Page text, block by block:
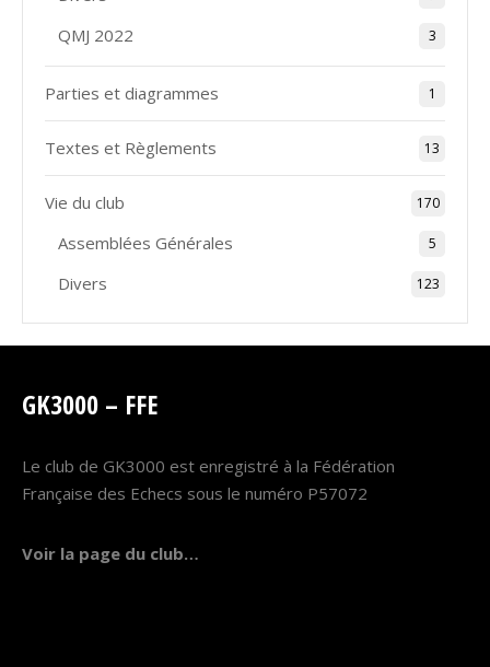
QMJ 2022 3
Parties et diagrammes 1
Textes et Règlements 13
Vie du club 170
Assemblées Générales 5
Divers 123
GK3000 – FFE
Le club de GK3000 est enregistré à la Fédération
Française des Echecs sous le numéro P57072
Voir la page du club…